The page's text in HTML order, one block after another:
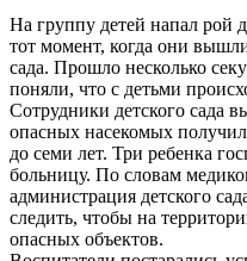
На группу детей напал рой
тот момент, когда они
сада. Прошло несколько
поняли, что с детьми
Сотрудники детского сада
опасных насекомых
до семи лет. Три ребeнка
больницу. По словам
администрация детского
следить, чтобы на
опасных объектов.